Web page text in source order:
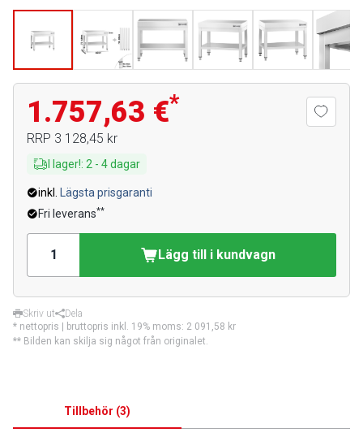
1.757,63 €*
RRP 3 128,45 kr
I lager!: 2 - 4dagar
inkl.
Lägsta prisgaranti
Fri leverans**
Lägg till i kundvagn
Skriv ut
Dela
* nettopris | bruttopris inkl. 19% moms: 2 091,58 kr
** Bilden kan skilja sig något från originalet.
Tillbehör (3)